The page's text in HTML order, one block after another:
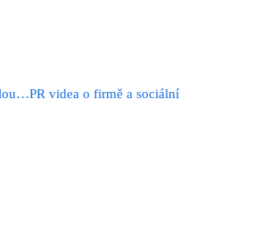
videa o firmě a sociální